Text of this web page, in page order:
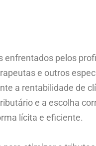
enfrentados pelos
e outros
a rentabilidade de
e a escolha
lícita e eficiente.